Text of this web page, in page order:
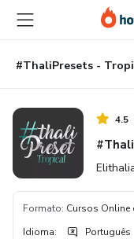
para
conteúdo
principal
para
pagamento
para
rodapé
4.5
Formato: Cursos Online
Idioma: Português